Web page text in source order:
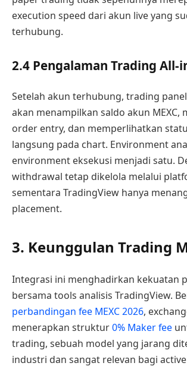
execution speed dari akun live yang
terhubung.
2.4 Pengalaman Trading All-
Setelah akun terhubung, trading
akan menampilkan saldo akun MEXC,
order entry, dan memperlihatkan
langsung pada chart. Environment
environment eksekusi menjadi satu.
withdrawal tetap dikelola melalui
sementara TradingView hanya
placement.
3. Keunggulan Trading
Integrasi ini menghadirkan kekuatan
bersama tools analisis TradingView.
perbandingan fee MEXC 2026,
menerapkan struktur0% Maker fee
trading, sebuah model yang jarang
industri dan sangat relevan bagi